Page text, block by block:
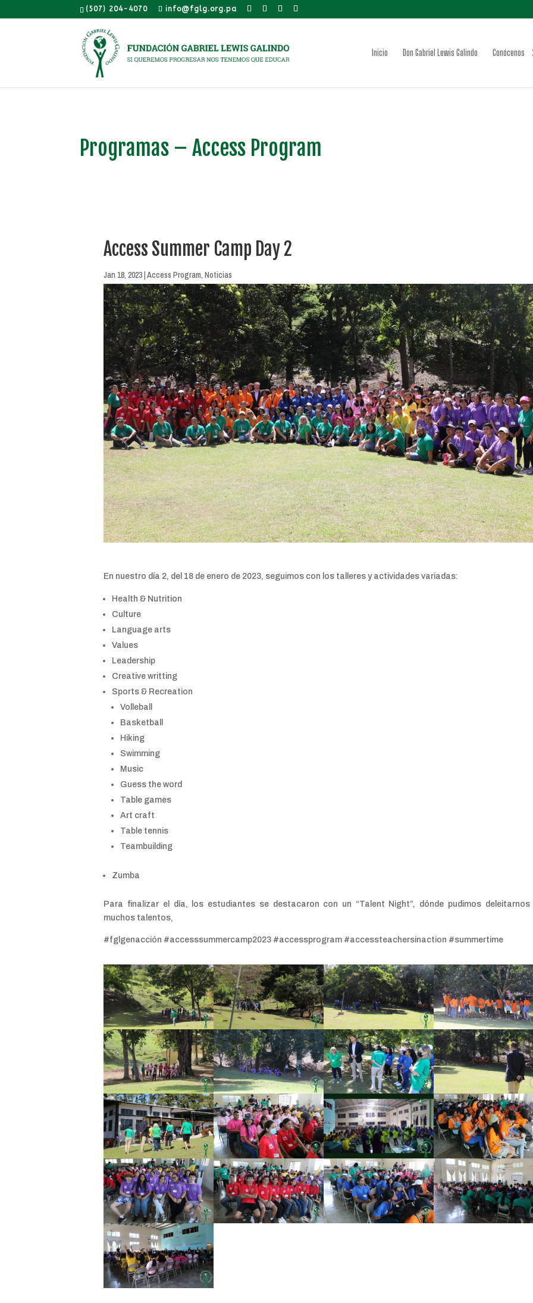
(507) 204-4070 info@fglg.org.pa
Inicio Don Gabriel Lewis Galindo Conócenos
Programas – Access Program
Access Summer Camp Day 2
Jan 18, 2023|Access Program,Noticias
En nuestro día 2, del 18 de enero de 2023, seguimos con los talleres y actividades variadas:
Health & Nutrition
Culture
Language arts
Values
Leadership
Creative writting
Sports & Recreation
Volleball
Basketball
Hiking
Swimming
Music
Guess the word
Table games
Art craft
Table tennis
Teambuilding
Zumba
Para finalizar el día, los estudiantes se destacaron con un “Talent Night”, dónde pudimos deleitarnos
muchos talentos,
#fglgenacción #accesssummercamp2023 #accessprogram #accessteachersinaction #summertime